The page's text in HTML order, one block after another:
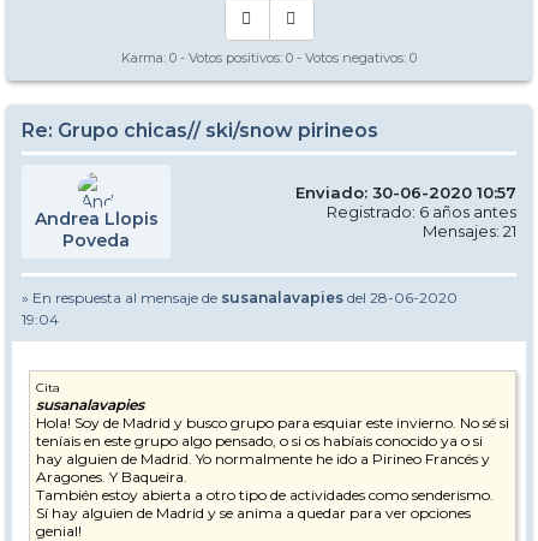
Karma: 0 - Votos positivos: 0 - Votos negativos: 0
Re: Grupo chicas// ski/snow pirineos
Andrea Llopis
Poveda
Enviado: 30-06-2020 10:57
Registrado: 6 años antes
Mensajes: 21
» En respuesta al mensaje de susanalavapies del 28-06-2020
19:04
Cita
susanalavapies
Hola! Soy de Madrid y busco grupo para esquiar este invierno. No sé si
teníais en este grupo algo pensado, o si os habíais conocido ya o si
hay alguien de Madrid. Yo normalmente he ido a Pirineo Francés y
Aragones. Y Baqueira.
También estoy abierta a otro tipo de actividades como senderismo.
Sí hay alguien de Madrid y se anima a quedar para ver opciones
genial!